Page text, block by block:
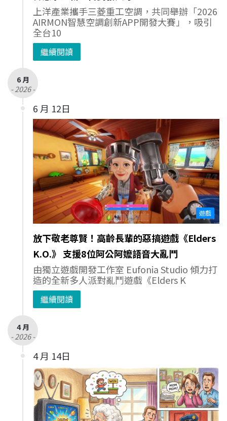
上洋產業攜手三菱重工空調，共同舉辦「2026
AIRMON智慧空調創新APP開發大賽」，吸引
全台10
繼續閱讀
6 月
- 2026 -
6 月 12日
遊戲
放下敬老尊賢！高齡長輩的惡搞遊戲《Elders
K.O.》 支援8位阿公阿嬤語音大亂鬥
由獨立遊戲開發工作室 Eufonia Studio 傾力打
造的全新多人派對亂鬥遊戲《Elders K
繼續閱讀
4 月
- 2026 -
4 月 14日